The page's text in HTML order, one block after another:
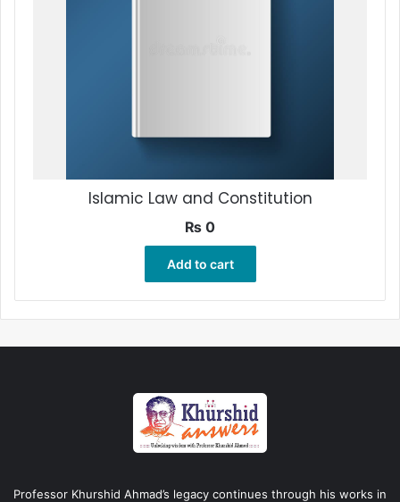
Islamic Law and Constitution
₨ 0
Add to cart
Professor Khurshid Ahmad’s legacy continues through his works in